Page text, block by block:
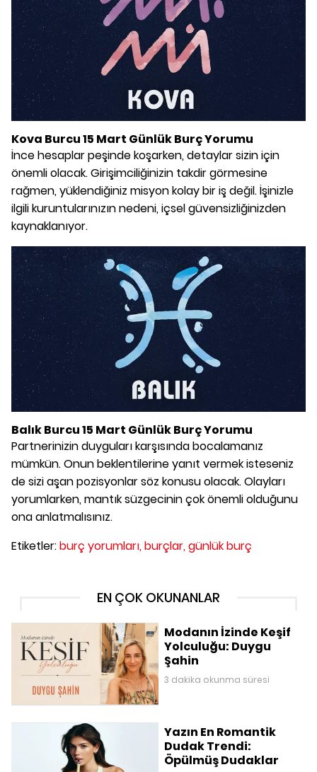
Kova Burcu 15 Mart Günlük Burç Yorumu
İnce hesaplar peşinde koşarken, detaylar sizin için
önemli olacak. Girişimciliğinizin takdir görmesine
rağmen, yüklendiğiniz misyon kolay bir iş değil. İşinizle
ilgili kuruntularınızın nedeni, içsel güvensizliğinizden
kaynaklanıyor.
Balık Burcu 15 Mart Günlük Burç Yorumu
Partnerinizin duyguları karşısında bocalamanız
mümkün. Onun beklentilerine yanıt vermek isteseniz
de sizi aşan pozisyonlar söz konusu olacak. Olayları
yorumlarken, mantık süzgecinin çok önemli olduğunu
ona anlatmalısınız.
Etiketler:burç yorumları, burçlar, günlük burç
EN ÇOK OKUNANLAR
Modanın İzinde Keşif
Yolculuğu: Duygu
Şahin
3 dakika okunma süresi
Yazın En Romantik
Dudak Trendi:
Öpülmüş Dudaklar